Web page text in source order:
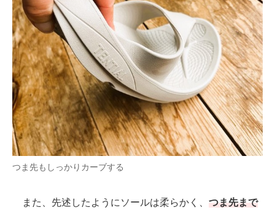
つま先もしっかりカーブする
また、先述したようにソールは柔らかく、 つま先まで